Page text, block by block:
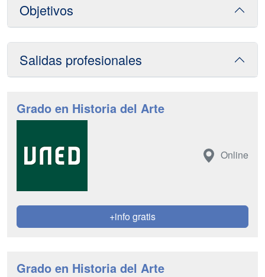
Objetivos
Salidas profesionales
Grado en Historia del Arte
Online
+info gratis
Grado en Historia del Arte